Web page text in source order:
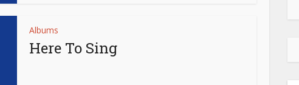
Albums
Here To Sing